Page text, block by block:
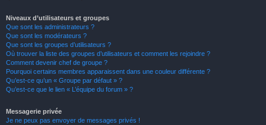
Niveaux d’utilisateurs et groupes
Que sont les administrateurs ?
Que sont les modérateurs ?
Que sont les groupes d’utilisateurs ?
Où trouver la liste des groupes d’utilisateurs et comment les rejoindre ?
Comment devenir chef de groupe ?
Pourquoi certains membres apparaissent dans une couleur différente ?
Qu’est-ce qu’un « Groupe par défaut » ?
Qu’est-ce que le lien « L’équipe du forum » ?
Messagerie privée
Je ne peux pas envoyer de messages privés !